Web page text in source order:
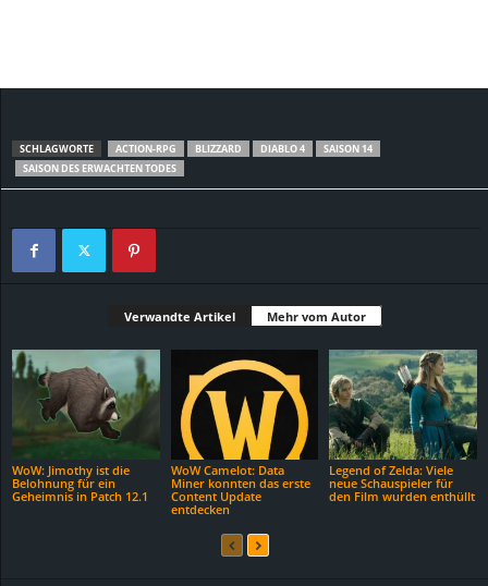
SCHLAGWORTE ACTION-RPG BLIZZARD DIABLO 4
SAISON 14
SAISON DES ERWACHTEN TODES
Verwandte Artikel Mehr vom Autor
WoW: Jimothy ist die
Belohnung für ein
Geheimnis in Patch 12.1
WoW Camelot: Data
Miner konnten das erste
Content Update
entdecken
Legend of Zelda: Viele
neue Schauspieler für
den Film wurden enthüllt